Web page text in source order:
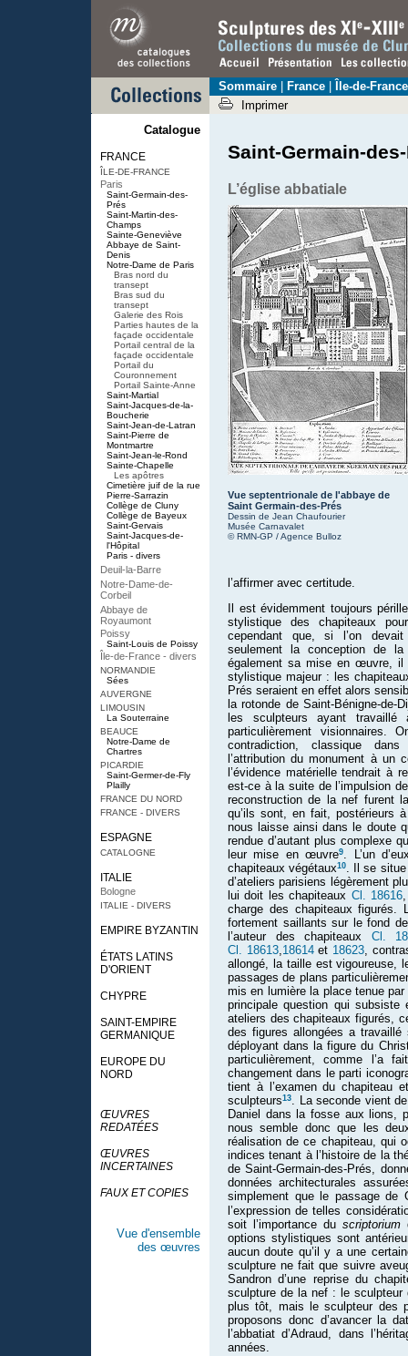
Sommaire France
Île-de-France
Imprimer
Catalogue
FRANCE
ÎLE-DE-FRANCE
Paris
Saint-Germain-des-
Prés
Saint-Martin-des-
Champs
Sainte-Geneviève
Abbaye de Saint-
Denis
Notre-Dame de Paris
Bras nord du
transept
Bras sud du
transept
Galerie des Rois
Parties hautes de la
façade occidentale
Portail central de la
façade occidentale
Portail du
Couronnement
Portail Sainte-Anne
Saint-Martial
Saint-Jacques-de-la-
Boucherie
Saint-Jean-de-Latran
Saint-Pierre de
Montmartre
Saint-Jean-le-Rond
Sainte-Chapelle
Les apôtres
Cimetière juif de la rue
Pierre-Sarrazin
Collège de Cluny
Collège de Bayeux
Saint-Gervais
Saint-Jacques-de-
l'Hôpital
Paris - divers
Deuil-la-Barre
Notre-Dame-de-
Corbeil
Abbaye de
Royaumont
Poissy
Saint-Louis de Poissy
Île-de-France - divers
NORMANDIE
Sées
AUVERGNE
LIMOUSIN
La Souterraine
BEAUCE
Notre-Dame de
Chartres
PICARDIE
Saint-Germer-de-Fly
Plailly
FRANCE DU NORD
FRANCE - DIVERS
ESPAGNE
CATALOGNE
ITALIE
Bologne
ITALIE - DIVERS
EMPIRE BYZANTIN
ÉTATS LATINS
D'ORIENT
CHYPRE
SAINT-EMPIRE
GERMANIQUE
EUROPE DU
NORD
ŒUVRES
REDATÉES
ŒUVRES
INCERTAINES
FAUX ET COPIES
Vue d'ensemble
des œuvres
Saint-Germain-
L’église abbatiale
Vue septentrionale de l'abbaye de
Saint Germain-des-Prés
Dessin de Jean Chaufourier
Musée Carnavalet
© RMN-GP / Agence Bulloz
l’affirmer avec certitude.
Il est évidemment toujours
stylistique des chapiteaux
cependant que, si l’on
seulement la conception de
également sa mise en œuvre, il
stylistique majeur : les
Prés seraient en effet alors
la rotonde de Saint-Bénigne-de-
les sculpteurs ayant
particulièrement visionnaires.
contradiction, classique
l’attribution du monument à un
l’évidence matérielle tendrait à
est-ce à la suite de l’impulsion
reconstruction de la nef furent
qu’ils sont, en fait, postérieurs
nous laisse ainsi dans le doute
rendue d’autant plus complexe
leur mise en œuvre9. L’un
chapiteaux végétaux10. Il se situe
d’ateliers parisiens légèrement
lui doit les chapiteaux Cl. 18616
charge des chapiteaux figurés.
fortement saillants sur le fond
l’auteur des chapiteaux Cl.
Cl. 18613,18614et 18623,
allongé, la taille est vigoureuse,
passages de plans
mis en lumière la place tenue par
principale question qui
ateliers des chapiteaux figurés,
des figures allongées a
déployant dans la figure du
particulièrement, comme l’a
changement dans le parti
tient à l’examen du chapiteau
sculpteurs13. La seconde vient
Daniel dans la fosse aux lions,
nous semble donc que les
réalisation de ce chapiteau, qui
indices tenant à l’histoire de la
de Saint-Germain-des-Prés,
données architecturales
simplement que le passage de
l’expression de telles
soit l’importance du scriptorium
options stylistiques sont
aucun doute qu’il y a une
sculpture ne fait que suivre
Sandron d’une reprise du
sculpture de la nef : le sculpteur
plus tôt, mais le sculpteur des
proposons donc d’avancer la
l’abbatiat d’Adraud, dans
années.